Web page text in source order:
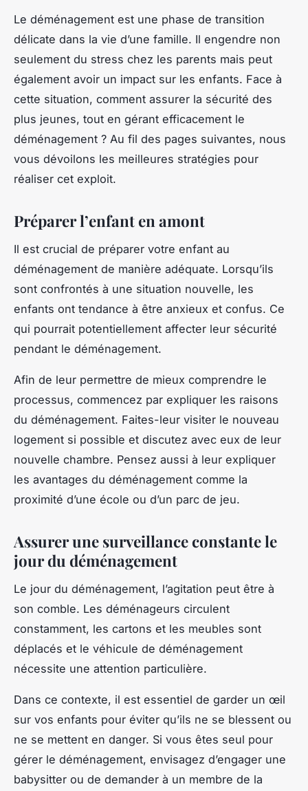
Le déménagement est une phase de transition
délicate dans la vie d’une famille. Il engendre non
seulement du stress chez les parents mais peut
également avoir un impact sur les enfants. Face à
cette situation, comment assurer la sécurité des
plus jeunes, tout en gérant efficacement le
déménagement ? Au fil des pages suivantes, nous
vous dévoilons les meilleures stratégies pour
réaliser cet exploit.
Préparer l’enfant en amont
Il est crucial de préparer votre enfant au
déménagement de manière adéquate. Lorsqu’ils
sont confrontés à une situation nouvelle, les
enfants ont tendance à être anxieux et confus. Ce
qui pourrait potentiellement affecter leur sécurité
pendant le déménagement.
Afin de leur permettre de mieux comprendre le
processus, commencez par expliquer les raisons
du déménagement. Faites-leur visiter le nouveau
logement si possible et discutez avec eux de leur
nouvelle chambre. Pensez aussi à leur expliquer
les avantages du déménagement comme la
proximité d’une école ou d’un parc de jeu.
Assurer une surveillance constante le
jour du déménagement
Le jour du déménagement, l’agitation peut être à
son comble. Les déménageurs circulent
constamment, les cartons et les meubles sont
déplacés et le véhicule de déménagement
nécessite une attention particulière.
Dans ce contexte, il est essentiel de garder un œil
sur vos enfants pour éviter qu’ils ne se blessent ou
ne se mettent en danger. Si vous êtes seul pour
gérer le déménagement, envisagez d’engager une
babysitter ou de demander à un membre de la